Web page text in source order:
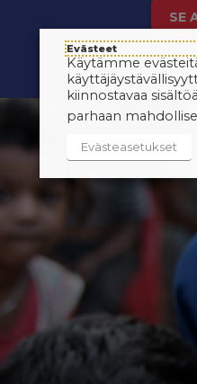
SE
Evästeet
Käytämme
kiinnostavaa
parhaan
Evästeasetukset